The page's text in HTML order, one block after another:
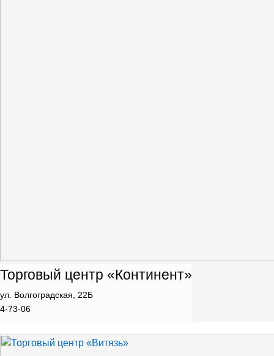
Торговый центр «Континент»
ул. Волгоградская, 22Б
4-73-06